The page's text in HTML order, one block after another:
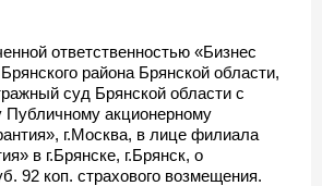
ответственностью «Бизнес
района Брянской области,
суд Брянской области с
Публичному акционерному
г.Москва, в лице филиала
в г.Брянске, г.Брянск, о
92 коп. страхового возмещения.